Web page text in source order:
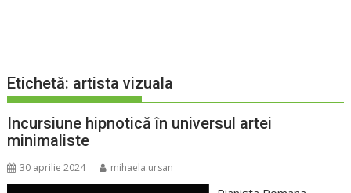
Etichetă: artista vizuala
Incursiune hipnotică în universul artei
minimaliste
30 aprilie 2024 mihaela.ursan